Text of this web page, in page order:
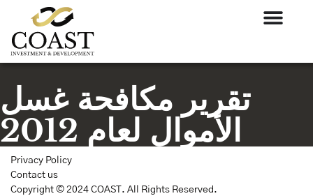
تقرير مكافحة غسل
الأموال لعام 2012
Privacy Policy
Contact us
Copyright © 2024 COAST. All Rights Reserved.